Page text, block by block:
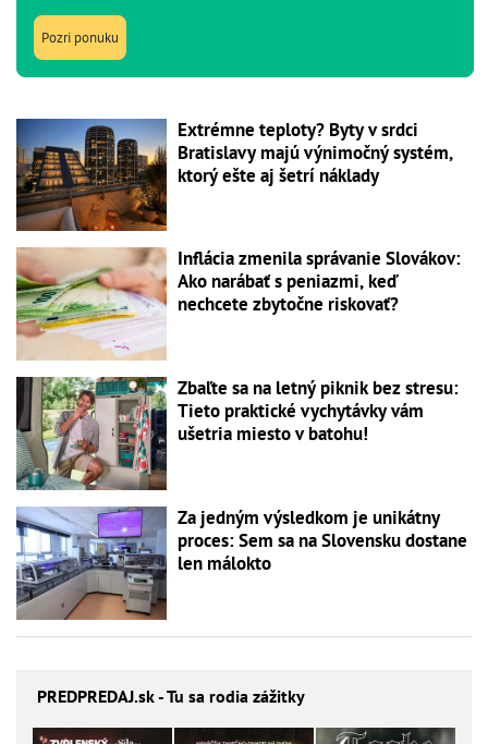
Pozri ponuku
Extrémne teploty? Byty v srdci
Bratislavy majú výnimočný systém,
ktorý ešte aj šetrí náklady
Inflácia zmenila správanie Slovákov:
Ako narábať s peniazmi, keď
nechcete zbytočne riskovať?
Zbaľte sa na letný piknik bez stresu:
Tieto praktické vychytávky vám
ušetria miesto v batohu!
Za jedným výsledkom je unikátny
proces: Sem sa na Slovensku dostane
len málokto
PREDPREDAJ.sk - Tu sa rodia zážitky